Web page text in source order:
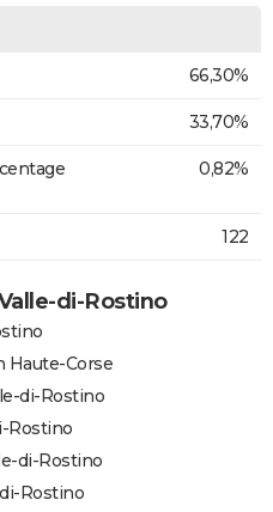
66,30%
33,70%
0,82%
122
di-Rostino
Haute-Corse
di-Rostino
Rostino
di-Rostino
Rostino